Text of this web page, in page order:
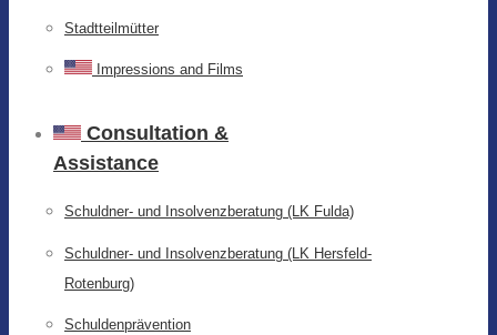
Stadtteilmütter
Impressions and Films
Consultation &
Assistance
Schuldner- und Insolvenzberatung (LK Fulda)
Schuldner- und Insolvenzberatung (LK Hersfeld-
Rotenburg)
Schuldenprävention